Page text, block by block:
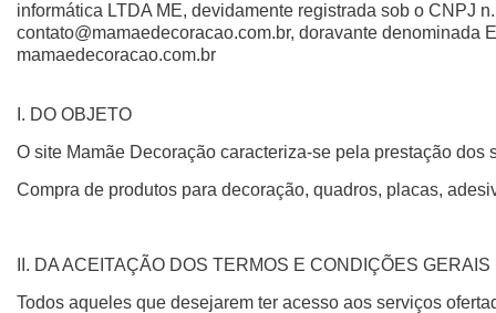
informática LTDA ME, devidamente registrada sob o CNPJ
contato@mamaedecoracao.com.br, doravante denominada
mamaedecoracao.com.br
I. DO OBJETO
O site Mamãe Decoração caracteriza-se pela prestação
Compra de produtos para decoração, quadros, placas,
II. DA ACEITAÇÃO DOS TERMOS E CONDIÇÕES
Todos aqueles que desejarem ter acesso aos serviços